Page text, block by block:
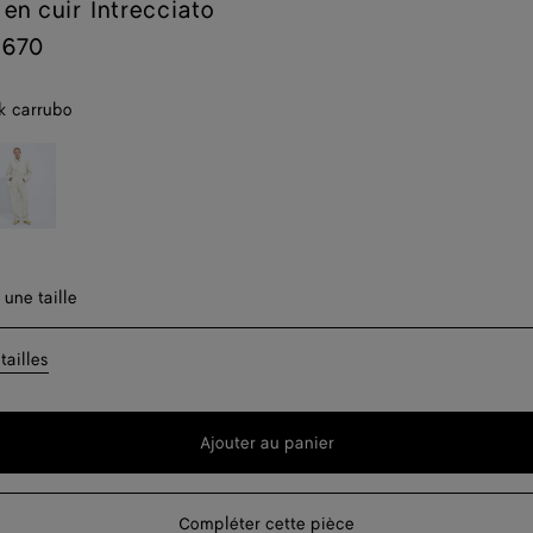
en cuir Intrecciato
carrubo
une taille
une taille
Un seul
Ajouter
Ajouter au panier
Sélectionner
Compléter cette pièce